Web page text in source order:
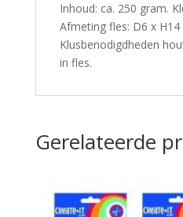
Inhoud: ca. 250 gram.
Afmeting fles: D6 x H14
Klusbenodigdheden
in fles.
Gerelateerde